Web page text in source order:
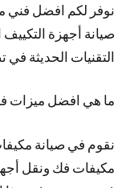
نوفر لكم افضل فني
صيانة أجهزة التكييف
التقنيات الحديثة في
ما هي افضل ميزات
نقوم في صيانة
مكيفات فك ونقل